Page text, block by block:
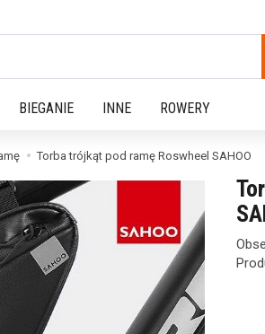
BIEGANIE INNE ROWERY
Torba trójkąt pod ramę Roswheel SAHOO